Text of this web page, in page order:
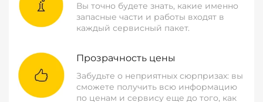
Вы точно будете знать, какие именно
запасные части и работы входят в
каждый сервисный пакет.
Прозрачность цены
Забудьте о неприятных сюрпризах: вы
сможете получить всю информацию
по ценам и сервису еще до того, как